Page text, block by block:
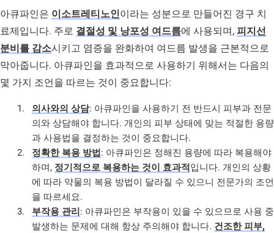
아큐파인은 이소트레티노인이라는 성분으로 만들어진 경구 치
료제입니다. 주로 결절성 및 낭포성 여드름에 사용되며, 피지선
분비를 감소시키고 염증을 완화하여 여드름 발생을 근본적으로
막아줍니다. 아큐파인을 효과적으로 사용하기 위해서는 다음의
몇 가지 조언을 따르는 것이 중요합니다:
의사와의 상담: 아큐파인을 사용하기 전 반드시 피부과 전문
의와 상담해야 합니다. 개인의 피부 상태에 맞는 적절한 용량
과 사용법을 결정하는 것이 중요합니다.
정확한 복용 방법 : 아큐파인은 정해진 용량에 따라 복용해야
하며, 정기적으로 복용하는 것이 효과적 입니다. 개인의 상황
에 따라 약물의 복용 방법이 달라질 수 있으니 전문가의 조언
을 따르세요.
부작용 관리 : 아큐파인은 부작용이 있을 수 있으므로 사용 중
발생하는 문제에 대해 항상 주의해야 합니다. 건조한 피부,